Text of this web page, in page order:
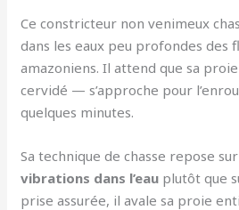
Ce constricteur non venimeux
dans les eaux peu profondes des
amazoniens. Il attend que sa
cervidé — s’approche pour
quelques minutes.
Sa technique de chasse repose
vibrations dans l’eau plutôt que
prise assurée, il avale sa proie